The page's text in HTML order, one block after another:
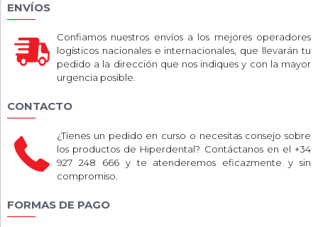
ENVÍOS
Confiamos nuestros envíos a los mejores operadores
logísticos nacionales e internacionales, que llevarán tu
pedido a la dirección que nos indiques y con la mayor
urgencia posible.
CONTACTO
¿Tienes un pedido en curso o necesitas consejo sobre
los productos de Hiperdental? Contáctanos en el +34
927 248 666 y te atenderemos eficazmente y sin
compromiso.
FORMAS DE PAGO